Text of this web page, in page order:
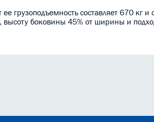
грузоподъемность составляет 670 кг
боковины 45% от ширины и